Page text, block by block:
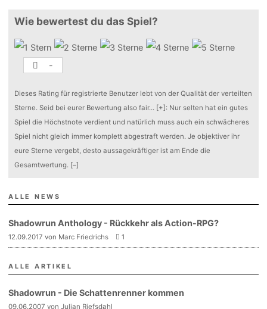
Wie bewertest du das Spiel?
-
Dieses Rating für registrierte Benutzer lebt von der Qualität der verteilten
Sterne. Seid bei eurer Bewertung also fair... [+]: Nur selten hat ein gutes
Spiel die Höchstnote verdient und natürlich muss auch ein schwächeres
Spiel nicht gleich immer komplett abgestraft werden. Je objektiver ihr
eure Sterne vergebt, desto aussagekräftiger ist am Ende die
Gesamtwertung. [–]
ALLE NEWS
Shadowrun Anthology - Rückkehr als Action-RPG?
12.09.2017 von Marc Friedrichs 1
ALLE ARTIKEL
Shadowrun - Die Schattenrenner kommen
09.06.2007 von Julian Riefsdahl